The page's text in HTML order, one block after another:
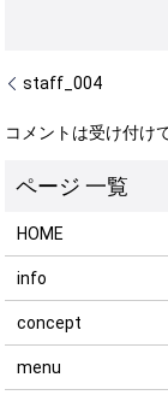
staff_004
コメントは受け付け
HOME
info
concept
menu